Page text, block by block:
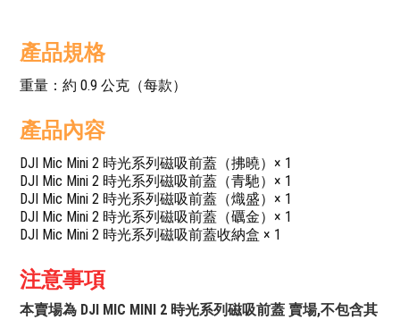
產品規格
重量：約 0.9 公克（每款）
產品內容
DJI Mic Mini 2 時光系列磁吸前蓋（拂曉）× 1
DJI Mic Mini 2 時光系列磁吸前蓋（青馳）× 1
DJI Mic Mini 2 時光系列磁吸前蓋（熾盛）× 1
DJI Mic Mini 2 時光系列磁吸前蓋（礪金）× 1
DJI Mic Mini 2 時光系列磁吸前蓋收納盒 × 1
注意事項
本賣場為 DJI MIC MINI 2 時光系列磁吸前蓋 賣場,不包含其